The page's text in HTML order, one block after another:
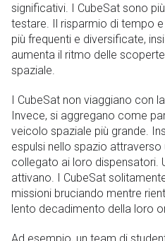
significativi. I CubeSat sono
testare. Il risparmio di tempo
più frequenti e diversificate,
aumenta il ritmo delle
spaziale.
I CubeSat non viaggiano con
Invece, si aggregano come
veicolo spaziale più grande.
espulsi nello spazio
collegato ai loro dispensatori.
attivano. I CubeSat
missioni bruciando mentre
lento decadimento della loro
Ad esempio, un team di